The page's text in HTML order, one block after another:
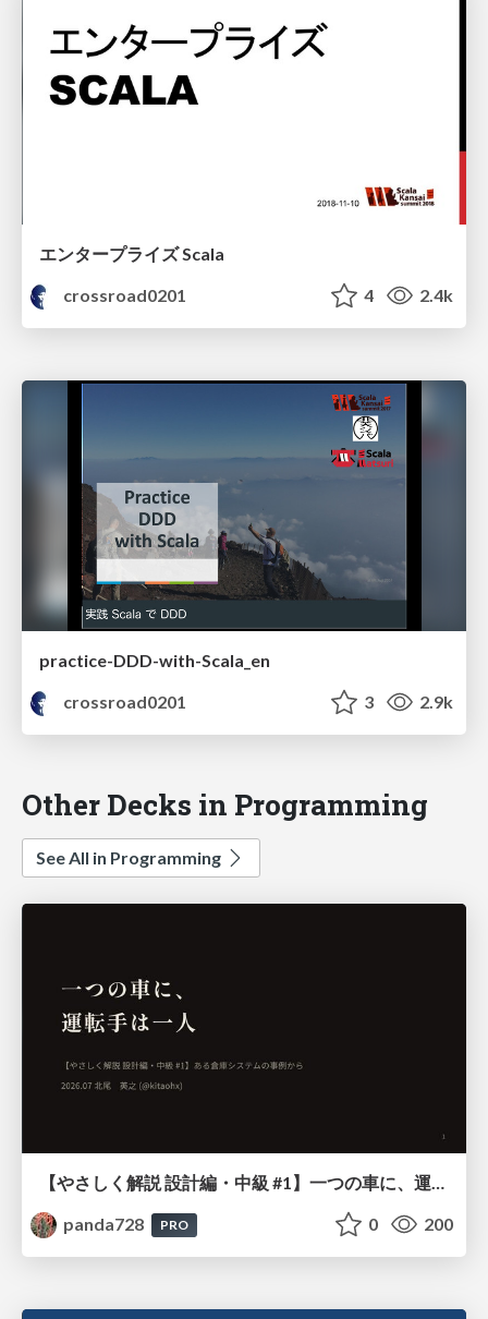
エンタープライズ Scala
crossroad0201
4 2.4k
practice-DDD-with-Scala_en
crossroad0201
3 2.9k
Other Decks in Programming
See All in Programming
【やさしく解説 設計編・中級 #1】一つの車に、運転手は一人 ～ある倉庫システムの事例から～
panda728
PRO 0 200